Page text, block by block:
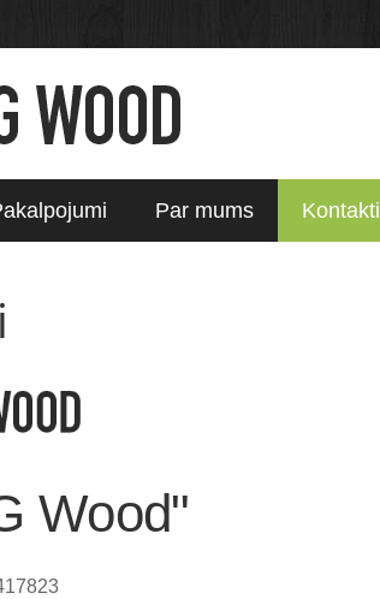
Par mums Kontakti
Wood"